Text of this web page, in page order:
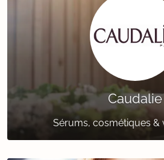
Caudalie
Sérums, cosmétiques &